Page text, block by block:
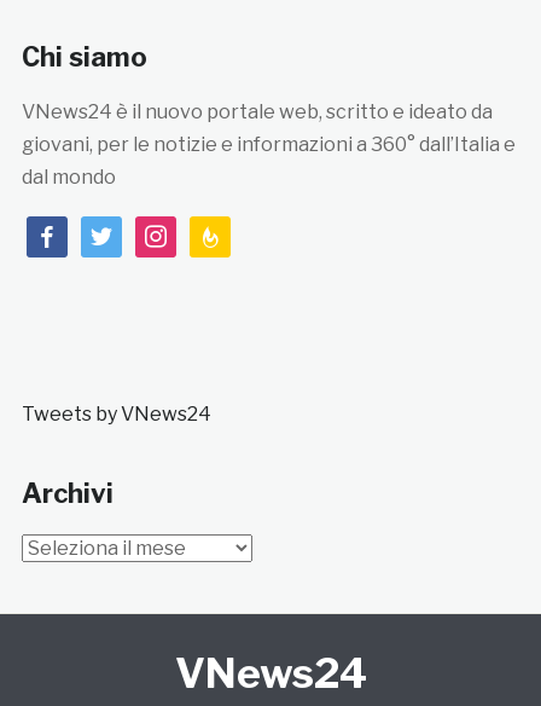
Chi siamo
VNews24 è il nuovo portale web, scritto e ideato da
giovani, per le notizie e informazioni a 360° dall’Italia e
dal mondo
facebooktwitterinstagramfeedburner
Tweets by VNews24
Archivi
Archivi
VNews24